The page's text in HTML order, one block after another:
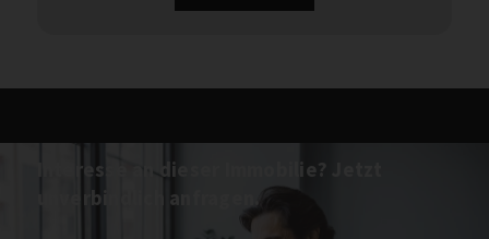
Interesse an dieser Immobilie? Jetzt
unverbindlich anfragen.